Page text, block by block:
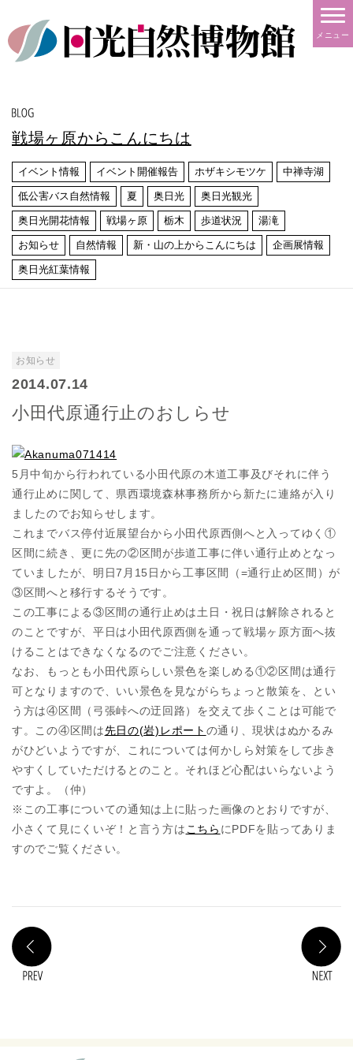
メニュー
戦場ヶ原からこんにちは
イベント情報 イベント開催報告 ホザキシモツケ 中禅寺湖
低公害バス自然情報 夏 奥日光 奥日光観光
奥日光開花情報 戦場ヶ原 栃木 歩道状況 湯滝
お知らせ 自然情報 新・山の上からこんにちは 企画展情報
奥日光紅葉情報
お知らせ
2014.07.14
小田代原通行止のおしらせ
5月中旬から行われている小田代原の木道工事及びそれに伴う
通行止めに関して、県西環境森林事務所から新たに連絡が入り
ましたのでお知らせします。
これまでバス停付近展望台から小田代原西側へと入ってゆく①
区間に続き、更に先の②区間が歩道工事に伴い通行止めとなっ
ていましたが、明日7月15日から工事区間（=通行止め区間）が
③区間へと移行するそうです。
この工事による③区間の通行止めは土日・祝日は解除されると
のことですが、平日は小田代原西側を通って戦場ヶ原方面へ抜
けることはできなくなるのでご注意ください。
なお、もっとも小田代原らしい景色を楽しめる①②区間は通行
可となりますので、いい景色を見ながらちょっと散策を、とい
う方は④区間（弓張峠への迂回路）を交えて歩くことは可能で
す。この④区間は先日の(岩)レポート の通り、現状はぬかるみ
がひどいようですが、これについては何かしら対策をして歩き
やすくしていただけるとのこと。それほど心配はいらないよう
ですよ。（仲）
※この工事についての通知は上に貼った画像のとおりですが、
小さくて見にくいぞ！と言う方は こちら にPDFを貼ってありま
すのでご覧ください。